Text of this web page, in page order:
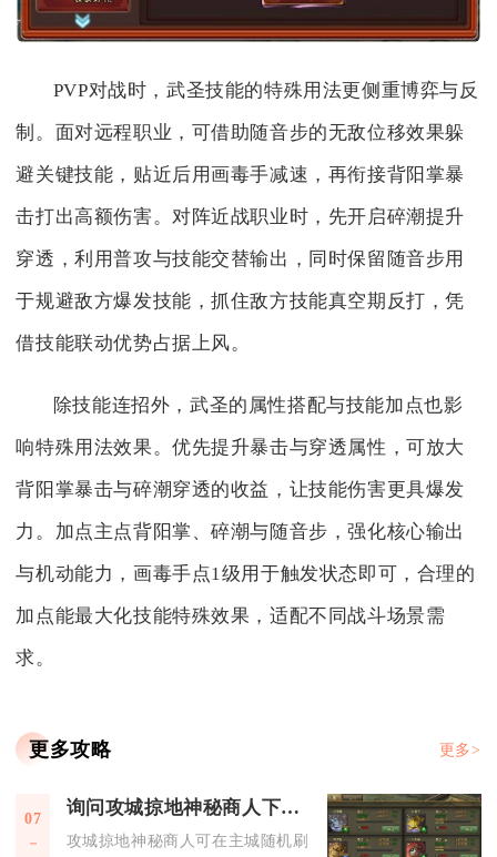
PVP对战时，武圣技能的特殊用法更侧重博弈与反
制。面对远程职业，可借助随音步的无敌位移效果躲
避关键技能，贴近后用画毒手减速，再衔接背阳掌暴
击打出高额伤害。对阵近战职业时，先开启碎潮提升
穿透，利用普攻与技能交替输出，同时保留随音步用
于规避敌方爆发技能，抓住敌方技能真空期反打，凭
借技能联动优势占据上风。
除技能连招外，武圣的属性搭配与技能加点也影
响特殊用法效果。优先提升暴击与穿透属性，可放大
背阳掌暴击与碎潮穿透的收益，让技能伤害更具爆发
力。加点主点背阳掌、碎潮与随音步，强化核心输出
与机动能力，画毒手点1级用于触发状态即可，合理的
加点能最大化技能特殊效果，适配不同战斗场景需
求。
更多攻略 更多>
07 询问攻城掠地神秘商人下落如何
攻城掠地神秘商人可在主城随机刷新，也能通过完成指定日